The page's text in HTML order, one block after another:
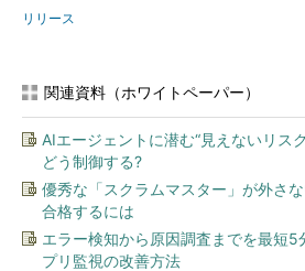
リリース
関連資料（ホワイトペーパー）
AIエージェントに潜む“見えないリス
どう制御する?
優秀な「スクラムマスター」が外さ
合格するには
エラー検知から原因調査までを最短5
プリ監視の改善方法